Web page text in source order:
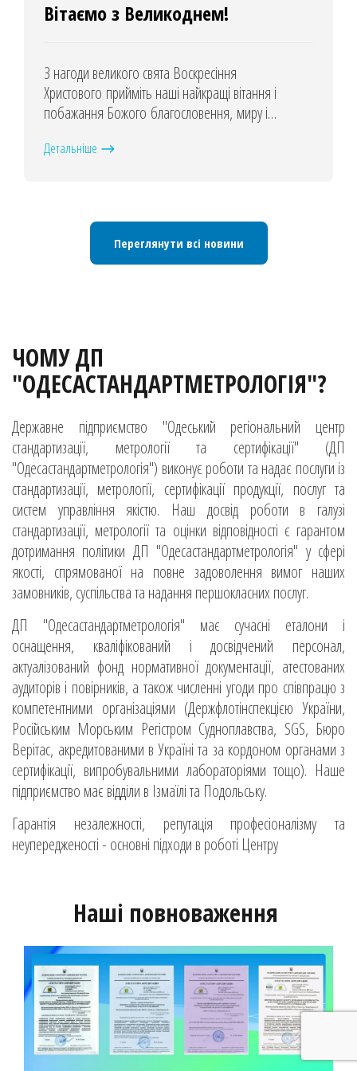
Вітаємо з Великоднем!
З нагоди великого свята Воскресіння
Христового прийміть наші найкращі вітання і
побажання Божого благословення, миру і
Детальніше
Переглянути всі новини
ЧОМУ ДП
"ОДЕСАСТАНДАРТМЕТРОЛОГІЯ"?
Державне підприємство "Одеський регіональний центр
стандартизації, метрології та сертифікації" (ДП
"Одесастандартметрологія") виконує роботи та надає послуги із
стандартизації, метрології, сертифікації продукції, послуг та
систем управління якістю. Наш досвід роботи в галузі
стандартизації, метрології та оцінки відповідності є гарантом
дотримання політики ДП "Одесастандартметрологія" у сфері
якості, спрямованої на повне задоволення вимог наших
замовників, суспільства та надання першокласних послуг.
ДП "Одесастандартметрологія" має сучасні еталони і
оснащення, кваліфікований і досвідчений персонал,
актуалізований фонд нормативної документації, атестованих
аудиторів і повірників, а також численні угоди про співпрацю з
компетентними організаціями (Держфлотінспекцією України,
Російським Морським Регістром Судноплавства, SGS, Бюро
Верітас, акредитованими в Україні та за кордоном органами з
сертифікації, випробувальними лабораторіями тощо). Наше
підприємство має відділи в Ізмаїлі та Подольську.
Гарантія незалежності, репутація професіоналізму та
неупередженості - основні підходи в роботі Центру
Наші повноваження